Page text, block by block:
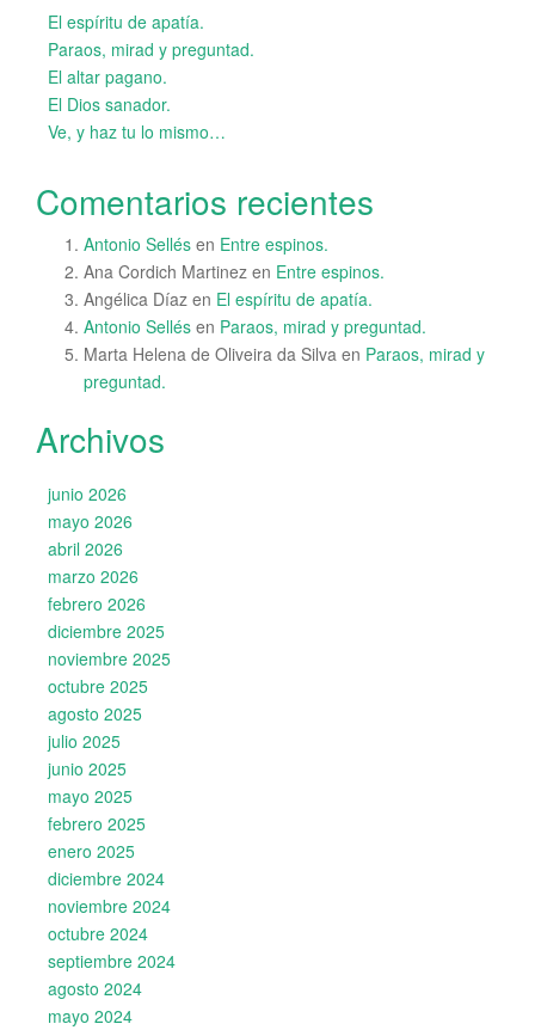
El espíritu de apatía.
Paraos, mirad y preguntad.
El altar pagano.
El Dios sanador.
Ve, y haz tu lo mismo…
Comentarios recientes
Antonio Sellés en Entre espinos.
Ana Cordich Martinez en Entre espinos.
Angélica Díaz en El espíritu de apatía.
Antonio Sellés en Paraos, mirad y preguntad.
Marta Helena de Oliveira da Silva en Paraos, mirad y
preguntad.
Archivos
junio 2026
mayo 2026
abril 2026
marzo 2026
febrero 2026
diciembre 2025
noviembre 2025
octubre 2025
agosto 2025
julio 2025
junio 2025
mayo 2025
febrero 2025
enero 2025
diciembre 2024
noviembre 2024
octubre 2024
septiembre 2024
agosto 2024
mayo 2024